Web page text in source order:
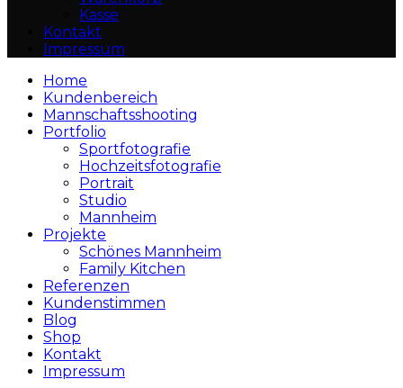
Kasse
Kontakt
Impressum
Home
Kundenbereich
Mannschaftsshooting
Portfolio
Sportfotografie
Hochzeitsfotografie
Portrait
Studio
Mannheim
Projekte
Schönes Mannheim
Family Kitchen
Referenzen
Kundenstimmen
Blog
Shop
Kontakt
Impressum